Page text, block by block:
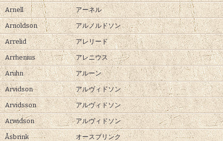
Arnell アーネル
Arnoldson アルノルドソン
Arrelid アレリード
Arrhenius アレニウス
Aruhn アルーン
Arvidson アルヴィドソン
Arvidsson アルヴィドソン
Arwidson アルヴィドソン
Åsbrink オースブリンク